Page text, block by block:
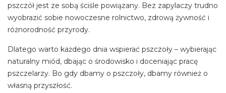
pszczół jest ze sobą ściśle powiązany. Bez zapylaczy trudno
wyobrazić sobie nowoczesne rolnictwo, zdrową żywność i
różnorodność przyrody.
Dlatego warto każdego dnia wspierać pszczoły – wybierając
naturalny miód, dbając o środowisko i doceniając pracę
pszczelarzy. Bo gdy dbamy o pszczoły, dbamy również o
własną przyszłość.